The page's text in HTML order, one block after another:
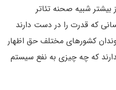
بیشتر شبیه صحنه تئاتر
که قدرت را در دست دارند
کشورهای مختلف حق اظهار
که چه چیزی به نفع سیستم